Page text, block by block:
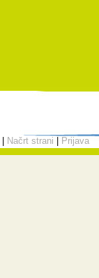
Načrt strani Prijava